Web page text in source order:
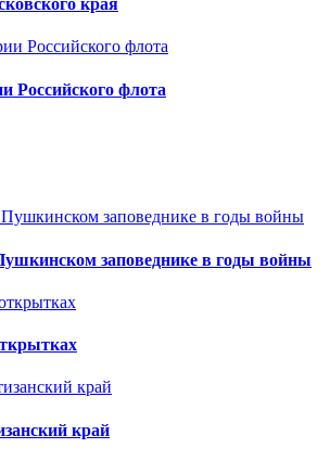
края
Российского флота
заповеднике в годы войны
край